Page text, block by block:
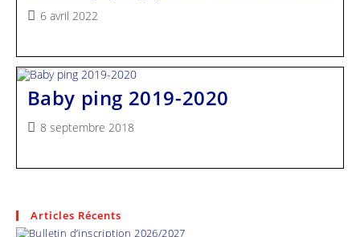
Publication
6 avril 2022
Baby ping 2019-2020
Publication
8 septembre 2018
Articles Récents